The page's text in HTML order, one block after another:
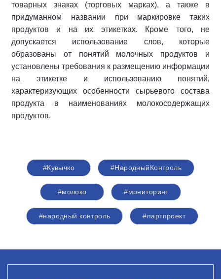
товарных знаках (торговых марках), а также в
придуманном названии при маркировке таких
продуктов и на их этикетках. Кроме того, не
допускается использование слов, которые
образованы от понятий молочных продуктов и
установлены требования к размещению информации
на этикетке и использованию понятий,
характеризующих особенности сырьевого состава
продукта в наименованиях молокосодержащих
продуктов.
#Кувычко #НародныйКонтроль
#молоко #мониторинг
#народный контроль #партпроект